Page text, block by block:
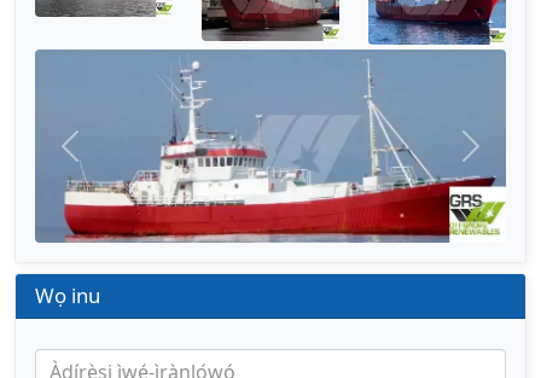
Títì Tẹ̀lẹ̀
Wọ inu
Àdírèsi ìwé-ìrànlọ́wọ́